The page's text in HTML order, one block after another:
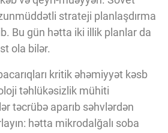
strateji planlaşdırma
Bu gün hətta iki illik planlar da
ola bilər.
kritik əhəmiyyət kəsb
təhlükəsizlik mühiti
təcrübə aparıb səhvlərdən
hətta mikrodalğalı soba